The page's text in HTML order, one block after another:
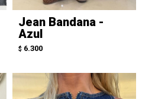
Jean Bandana -
Azul
$ 6.300